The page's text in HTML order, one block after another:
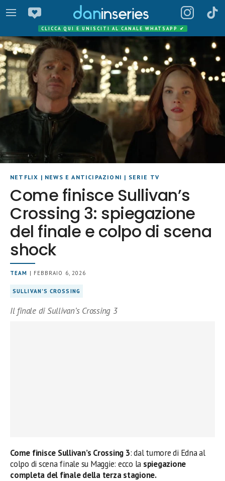
CLICCA QUI E UNISCITI AL CANALE WHATSAPP ✔
NETFLIX | NEWS E ANTICIPAZIONI | SERIE TV
Come finisce Sullivan’s
Crossing 3: spiegazione
del finale e colpo di scena
shock
TEAM | FEBBRAIO 6, 2026
SULLIVAN'S CROSSING
Il finale di Sullivan’s Crossing 3
Come finisce Sullivan’s Crossing 3: dal tumore di Edna al
colpo di scena finale su Maggie: ecco la spiegazione
completa del finale della terza stagione.